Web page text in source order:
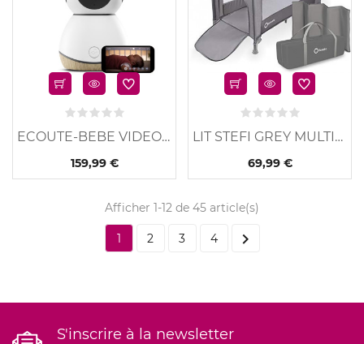
ECOUTE-BEBE VIDEO SEE...
159,99 €
LIT STEFI GREY MULTICOLOR
69,99 €
Afficher 1-12 de 45 article(s)
1 2 3 4 
S'inscrire à la newsletter